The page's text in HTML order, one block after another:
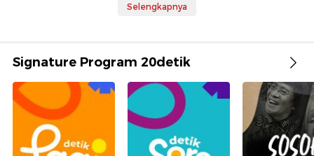
Selengkapnya
Signature Program 20detik